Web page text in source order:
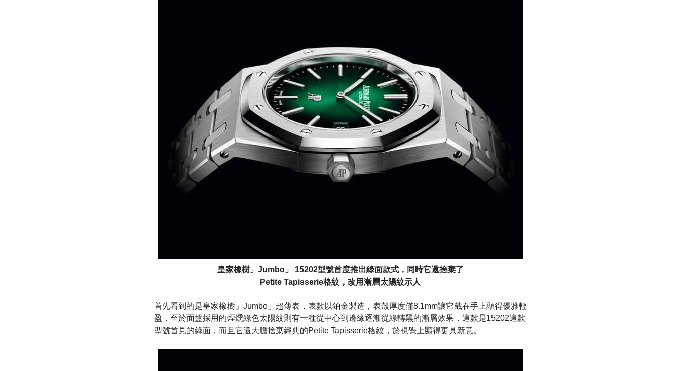
皇家橡樹」Jumbo」 15202型號首度推出綠面款式，同時它還捨棄了
Petite Tapisserie格紋，改用漸層太陽紋示人
首先看到的是皇家橡樹」Jumbo」超薄表，表款以鉑金製造，表殼厚度僅8.1mm讓它戴在手上顯得優雅輕
盈，至於面盤採用的煙燻綠色太陽紋則有一種從中心到邊緣逐漸從綠轉黑的漸層效果，這款是15202這款
型號首見的綠面，而且它還大膽捨棄經典的Petite Tapisserie格紋，於視覺上顯得更具新意。